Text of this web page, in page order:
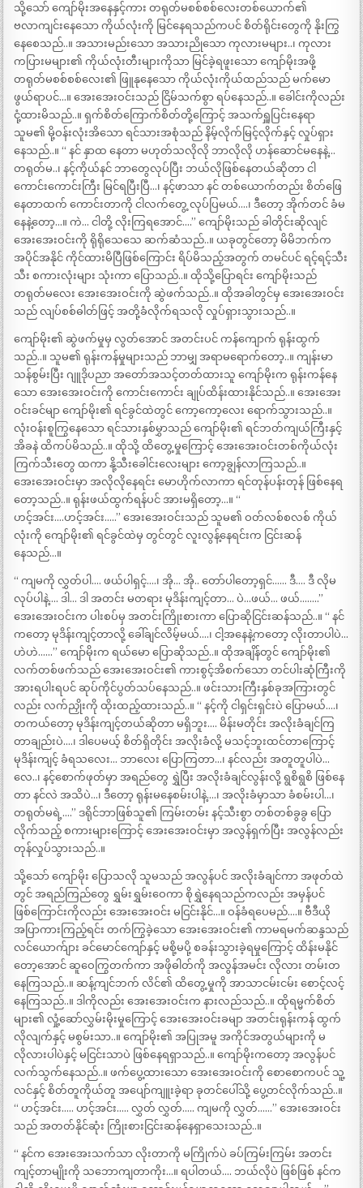
သို့သော် ကျော်မိုးအနေနှင့်ကား တရုတ်မစစ်စစ်လေးတစ်ယောက်၏
ဗလာကျင်းနေသော ကိုယ်လုံးကို မြင်နေရသည်ကပင် စိတ်ရိုင်းတွေကို နိုးကြွ
နေစေသည်..။ အသားမည်းသော အသားညိုသော ကုလားမများ..၊ ကုလား
ကပြားမများ၏ ကိုယ်လုံးတီးများကိုသာ မြင်ခဲ့ရဖူးသော ကျော်မိုးအဖို့
တရုတ်မစစ်စစ်လေး၏ ဖြူနုနေသော ကိုယ်လုံးကိုယ်ထည်သည် မက်မော
ဖွယ်ရာပင်…။ အေးအေးဝင်းသည် ငြိမ်သက်စွာ ရပ်နေသည်..။ ခေါင်းကိုလည်း
ငုံ့ထားမိသည်..။ ရှက်စိတ်ကြောက်စိတ်တို့ကြောင့် အသက်ရှူပြင်းနေရာ
သူမ၏ မို့ဝန်းလုံးအိသော ရင်သားအစုံသည် နိမ့်လိုက်မြင့်လိုက်နှင့် လှုပ်ရှား
နေသည်..။ “ နင် နှာထ နေတာ မဟုတ်သလိုလို ဘာလိုလို ဟန်ဆောင်မနေနဲ့…
တရုတ်မ..၊ နင့်ကိုယ်နင် ဘာတွေလုပ်ပြီး ဘယ်လိုဖြစ်နေတယ်ဆိုတာ ငါ
ကောင်းကောင်းကြီး မြင်ရပြီးပြီ…၊ နင့်ဖာသာ နင် တစ်ယောက်တည်း စိတ်ဖြေ
နေတာထက် ကောင်းတာကို ငါလက်တွေ့ လုပ်ပြမယ်….၊ ဒီတော့ အိုက်တင် ခံမ
နေနဲ့တော့…။ ကဲ… ငါတို့ လိုးကြရအောင်….” ကျော်မိုးသည် ခါတိုင်းဆိုလျင်
အေးအေးဝင်းကို ရိုရိုသေသေ ဆက်ဆံသည်..။ ယခုတွင်တော့ မိမိဘက်က
အပိုင်အနိုင် ကိုင်ထားမိပြီဖြစ်ကြောင်း ရိပ်မိသည့်အတွက် တမင်ပင် ရင့်ရင့်သီး
သီး စကားလုံးများ သုံးကာ ပြောသည်..။ ထိုသို့ပြောရင်း ကျော်မိုးသည်
တရုတ်မလေး အေးအေးဝင်းကို ဆွဲဖက်သည်..။ ထိုအခါတွင်မှ အေးအေးဝင်း
သည် လျပ်စစ်ဓါတ်ဖြင့် အတို့ခံလိုက်ရသလို လှုပ်ရှားသွားသည်..။
ကျော်မိုး၏ ဆွဲဖက်မှုမှ လွတ်အောင် အတင်းပင် ကန်ကျောက် ရုန်းထွက်
သည်..။ သူမ၏ ရုန်းကန်မှုများသည် ဘာမျှ အရာမရောက်တော့..။ ကျန်းမာ
သန်စွမ်းပြီး ဂျူဒိုပညာ အတော်အသင့်တတ်ထားသူ ကျော်မိုးက ရုန်းကန်နေ
သော အေးအေးဝင်းကို ကောင်းကောင်း ချုပ်ထိန်းထားနိုင်သည်..။ အေးအေး
ဝင်းခင်မျာ ကျော်မိုး၏ ရင်ခွင်ထဲတွင် ကော့ကော့လေး ရောက်သွားသည်..။
လုံးဝန်းစူကြွနေသော ရင်သားနှစ်မွှာသည် ကျော်မိုး၏ ရင်ဘတ်ကျယ်ကြီးနှင့်
အိခနဲ ထိကပ်မိသည်..။ ထိုသို့ ထိတွေ့မှုကြောင့် အေးအေးဝင်းတစ်ကိုယ်လုံး
ကြက်သီးတွေ ထကာ နို့သီးခေါင်းလေးများ ကော့ချွန်လာကြသည်..။
အေးအေးဝင်းမှာ အလိုလိုနေရင်း မောဟိုက်လာကာ ရင်တုန်ပန်းတုန် ဖြစ်နေရ
တော့သည်..။ ရုန်းဖယ်ထွက်ရန်ပင် အားမရှိတော့…။ “
ဟင့်အင်း….ဟင့်အင်း…..” အေးအေးဝင်းသည် သူမ၏ ဝတ်လစ်စလစ် ကိုယ်
လုံးကို ကျော်မိုး၏ ရင်ခွင်ထဲမှ တွင်တွင် လူးလွန့်နေရင်းက ငြင်းဆန်
နေသည်…။
“ ကျမကို လွှတ်ပါ…. ဖယ်ပါရှင့်….၊ အို… အို.. တော်ပါတော့ရှင်…… ဒီ…. ဒီ လိုမ
လုပ်ပါနဲ့…. ဒါ… ဒါ အတင်း မတရား မုဒိန်းကျင့်တာ… ပဲ…ဖယ်… ဖယ်……..”
အေးအေးဝင်းက ပါးစပ်မှ အတင်းကြိုးစားကာ ပြောဆိုငြင်းဆန်သည်..။ “ နင်
ကတော့ မုဒိန်းကျင့်တာလို့ ခေါ်ချင်လိမ့်မယ်….၊ ငါ့အနေနဲ့ကတော့ လိုးတာပါပဲ…
ဟဲဟဲ……” ကျော်မိုးက ရယ်မော ပြောဆိုသည်..။ ထိုအချိန်တွင် ကျော်မိုး၏
လက်တစ်ဖက်သည် အေးအေးဝင်း၏ ကားစွင့်အိစက်သော တင်ပါးဆုံကြီးကို
အားရပါးရပင် ဆုပ်ကိုင်ပွတ်သပ်နေသည်..။ ဖင်းသားကြီးနှစ်ခုအကြားတွင်
လည်း လက်ညှိုးကို ထိုးထည့်ထားသည်..။ “ နင့်ကို ငါရှင်းရှင်းပဲ ပြောမယ်….၊
တကယ်တော့ မုဒိန်းကျင့်တယ်ဆိုတာ မရှိဘူး…. မိန်းမတိုင်း အလိုးခံချင်ကြ
တာချည်းပဲ….၊ ဒါပေမယ့် စိတ်ရှိတိုင်း အလိုးခံလို့ မသင့်ဘူးထင်တာကြောင့်
မုဒိန်းကျင့် ခံရသလေး… ဘာလေး ပြောကြတာ…၊ နင်လည်း အတူတူပါပဲ…
လေ..၊ နင့်စောက်ဖုတ်မှာ အရည်တွေ ရွှဲပြီး အလိုးခံချင်လွန်းလို့ ရွစိရွစိ ဖြစ်နေ
တာ နင်လဲ အသိပဲ…၊ ဒီတော့ ရုန်းမနေစမ်းပါနဲ့….၊ အလိုးခံမှာသာ ခံစမ်းပါ…၊
တရုတ်မရဲ့….” ဒရိုင်ဘာဖြစ်သူ၏ ကြမ်းတမ်း နင့်သီးစွာ တစ်တစ်ခွခွ ပြော
လိုက်သည့် စကားများကြောင့် အေးအေးဝင်းမှာ အလွန်ရှက်ပြီး အလွန်လည်း
တုန်လှုပ်သွားသည်..။
သို့သော် ကျော်မိုး ပြောသလို သူမသည် အလွန်ပင် အလိုးခံချင်ကာ အဖုတ်ထဲ
တွင် အရည်ကြည်တွေ ရွှမ်းရွှမ်းဝေကာ စိုရွှဲနေရသည်ကလည်း အမှန်ပင်
ဖြစ်ကြောင်းကိုလည်း အေးအေးဝင်း မငြင်းနိုင်…။ ဝန်ခံရပေမည်….။ ဗီဒီယို
အပြာကားကြည့်ရင်း တက်ကြွခဲ့သော အေးအေးဝင်း၏ ကာမရမက်ဆန္ဒသည်
လင်ယောက်ျား ခင်မောင်ကျော်နှင့် မစို့မပို့ စခန်းသွားခဲ့ရမှုကြောင့် ထိန်းမနိုင်
တော့အောင် ဆူဝေကြွတက်ကာ အဖိုဓါတ်ကို အလွန်အမင်း လိုလား တမ်းတ
နေကြသည်..။ ဆန့်ကျင်ဘက် လိင်၏ ထိတွေ့မှုကို အာသာငမ်းငမ်း စောင့်လင့်
နေကြသည်..။ ဒါကိုလည်း အေးအေးဝင်းက နားလည်သည်..။ ထိုရမ္မက်စိတ်
များ၏ လှုံ့ဆော်လွှမ်းမိုးမှုကြောင့် အေးအေးဝင်းခမျာ အတင်းရုန်းကန် ထွက်
လိုလျက်နှင့် မစွမ်းသာ..။ ကျော်မိုး၏ အပြုအမူ အကိုင်အတွယ်များကို မ
လိုလားပါပဲနှင့် မငြင်းသာပဲ ဖြစ်နေရရှာသည်..။ ကျော်မိုးကတော့ အလွန်ပင်
လက်သွက်နေသည်..။ ဖက်ပွေ့ထားသော အေးအေးဝင်းကို စောစောကပင် သူ့
လင်နှင့် စိတ်တူကိုယ်တူ အပျော်ကျူးခဲ့ရာ ခုတင်ပေါ်သို့ ပွေ့တင်လိုက်သည်..။
“ ဟင့်အင်း….. ဟင့်အင်း….. လွှတ် လွှတ်….. ကျမကို လွှတ်……” အေးအေးဝင်း
သည် အတတ်နိုင်ဆုံး ကြိုးစားငြင်းဆန်နေရှာသေးသည်..။
“ နင်က အေးအေးသက်သာ လိုးတာကို မကြိုက်ပဲ ခပ်ကြမ်းကြမ်း အတင်း
ကျင့်တာမျိုးကို သဘောကျတာကိုး…။ ရပါတယ်…. ဘယ်လိုပဲ ဖြစ်ဖြစ် နင်က